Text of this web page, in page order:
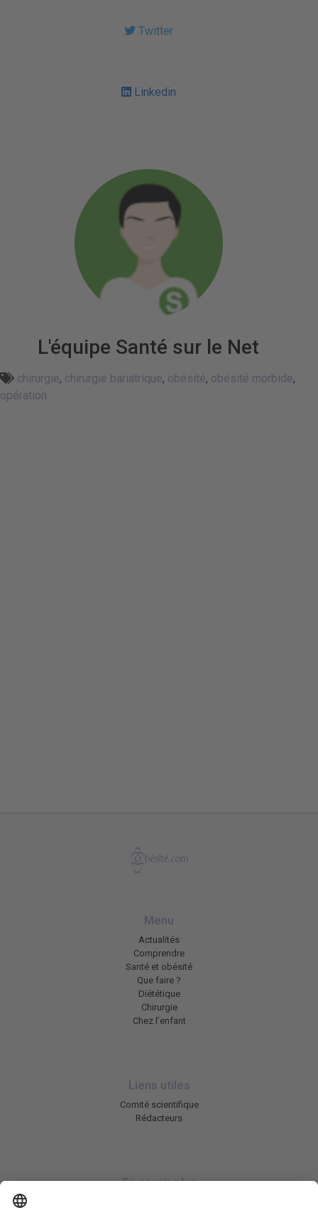
Twitter
Linkedin
L'équipe Santé sur le Net
chirurgie, chirurgie bariatrique, obésité, obésité morbide,
opération
Menu
Actualités
Comprendre
Santé et obésité
Que faire ?
Diététique
Chirurgie
Chez l’enfant
Liens utiles
Comité scientifique
Rédacteurs
En savoir plus